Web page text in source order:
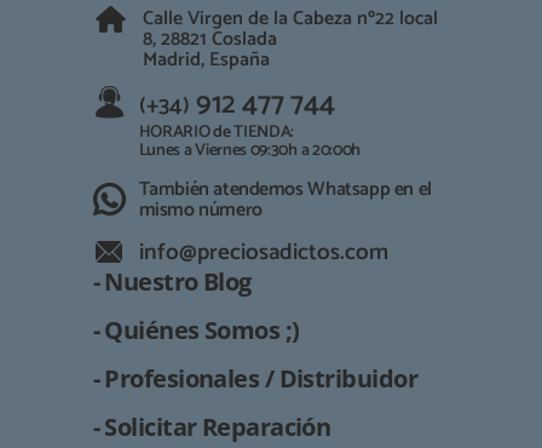
Calle Virgen de la Cabeza nº22 local
8, 28821 Coslada
Madrid, España
(+34) 912 477 744
HORARIO de TIENDA:
Lunes a Viernes 09:30h a 20:00h
También atendemos Whatsapp en el
mismo número
info@preciosadictos.com
- Nuestro Blog
- Quiénes Somos ;)
- Profesionales / Distribuidor
- Solicitar Reparación